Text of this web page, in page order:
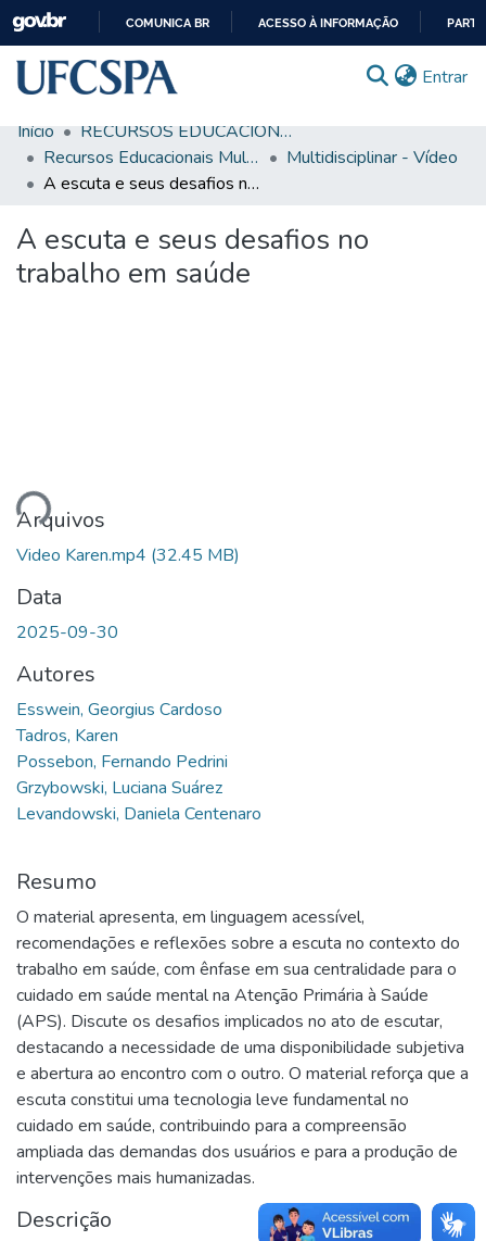
CONTEÚDO
COMUNICA BR ACESSO À INFORMAÇÃO
Entrar
Comunidades & Coleções
Busca Facetada
Estatísticas
Autoarquivamento
Início
RECURSOS EDUCACIONAIS
Recursos Educacionais Multidisciplinares
Multidisciplinar - Vídeo
A escuta e seus desafios no trabalho em saúde
A escuta e seus desafios no
trabalho em saúde
Arquivos
Video Karen.mp4 (32.45 MB)
Data
2025-09-30
Autores
Esswein, Georgius Cardoso
Tadros, Karen
Possebon, Fernando Pedrini
Grzybowski, Luciana Suárez
Levandowski, Daniela Centenaro
Resumo
O material apresenta, em linguagem acessível,
recomendações e reflexões sobre a escuta no contexto do
trabalho em saúde, com ênfase em sua centralidade para o
cuidado em saúde mental na Atenção Primária à Saúde
(APS). Discute os desafios implicados no ato de escutar,
destacando a necessidade de uma disponibilidade subjetiva
e abertura ao encontro com o outro. O material reforça que a
escuta constitui uma tecnologia leve fundamental no
cuidado em saúde, contribuindo para a compreensão
ampliada das demandas dos usuários e para a produção de
intervenções mais humanizadas.
Descrição